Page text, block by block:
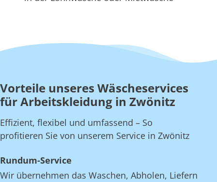
Vorteile unseres Wäscheservices
für Arbeitskleidung in Zwönitz
Effizient, flexibel und umfassend – So
profitieren Sie von unserem Service in Zwönitz
Rundum-Service
Wir übernehmen das Waschen, Abholen, Liefern